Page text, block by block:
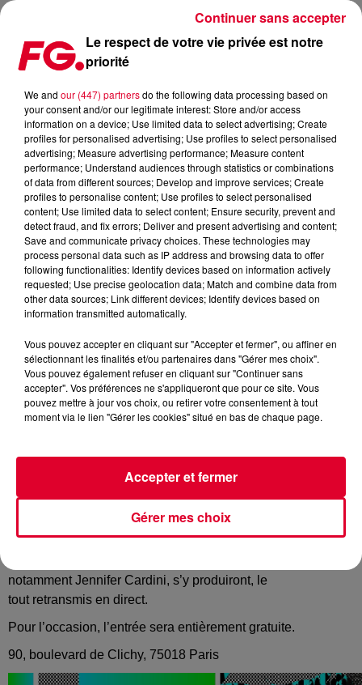
MEILLEURS PLANS CLUBBING DU WEEK-END : 08 & 09
Publié : 8 novembre 2019 à 17h33 par Jean-Baptiste
Blandin
Vendredi 08 novembre :
Ce WE sera célébré les 30 ans de la chute du mur de Berlin.
Et ce soir, c’est Arte qui organise un double-événement
gratuit en simultané, à Berlin et à Paris, pour fêter son 10e
anniversaire. À Paris, c’est dans l’antre de LaMachine du
notamment Jennifer Cardini, s’y produiront, le
tout retransmis en direct.
Pour l’occasion, l’entrée sera entièrement gratuite.
90, boulevard de Clichy, 75018 Paris
Le respect de votre vie privée est notre
priorité
We and our (447) partnersdo the following data processing based on
your consent and/or our legitimate interest: Store and/or access
information on a device; Use limited data to select advertising; Create
profiles for personalised advertising; Use profiles to select personalised
advertising; Measure advertising performance; Measure content
performance; Understand audiences through statistics or combinations
of data from different sources; Develop and improve services; Create
profiles to personalise content; Use profiles to select personalised
content; Use limited data to select content; Ensure security, prevent and
detect fraud, and fix errors; Deliver and present advertising and content;
Save and communicate privacy choices. These technologies may
process personal data such as IP address and browsing data to offer
following functionalities: Identify devices based on information actively
requested; Use precise geolocation data; Match and combine data from
other data sources; Link different devices; Identify devices based on
information transmitted automatically.
Vous pouvez accepter en cliquant sur "Accepter et fermer", ou affiner en
sélectionnant les finalités et/ou partenaires dans "Gérer mes choix".
Vous pouvez également refuser en cliquant sur "Continuer sans
accepter". Vos préférences ne s'appliqueront que pour ce site. Vous
pouvez mettre à jour vos choix, ou retirer votre consentement à tout
moment via le lien "Gérer les cookies" situé en bas de chaque page.
Gérer mes choix
Accepter et fermer
Continuer sans accepter